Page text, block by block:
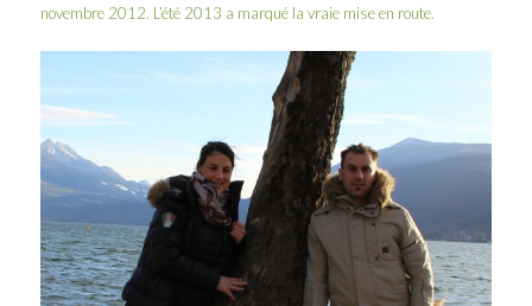
novembre 2012. L’été 2013 a marqué la vraie mise en route.